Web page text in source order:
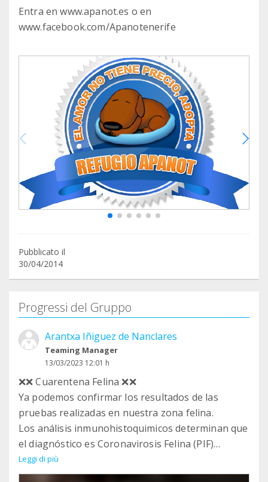
Entra en www.apanot.es o en
www.facebook.com/Apanotenerife
Pubblicato il
30/04/2014
Progressi del Gruppo
Arantxa Iñiguez de Nanclares
Teaming Manager
13/03/2023 12:01 h
❌❌ Cuarentena Felina ❌❌
Ya podemos confirmar los resultados de las
pruebas realizadas en nuestra zona felina.
Los análisis inmunohistoquimicos determinan que
el diagnóstico es Coronavirosis Felina (PIF)
Esta enfermedad tiene diferentes formas de
manifestarse y por esto hemos tardado tanto en
Leggi di più